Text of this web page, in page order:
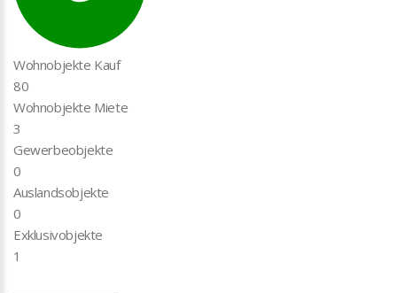
Wohnobjekte Kauf
80
Wohnobjekte Miete
3
Gewerbeobjekte
0
Auslandsobjekte
0
Exklusivobjekte
1